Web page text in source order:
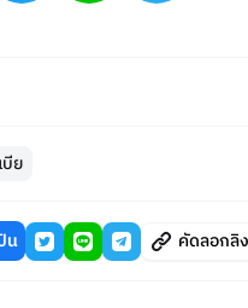
บีย
น คัดลอกลิ